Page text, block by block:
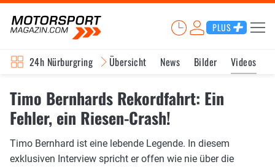
PLUS
24h Nürburgring Übersicht News Bilder Videos
Timo Bernhards Rekordfahrt: Ein
Fehler, ein Riesen-Crash!
Timo Bernhard ist eine lebende Legende. In diesem
exklusiven Interview spricht er offen wie nie über die